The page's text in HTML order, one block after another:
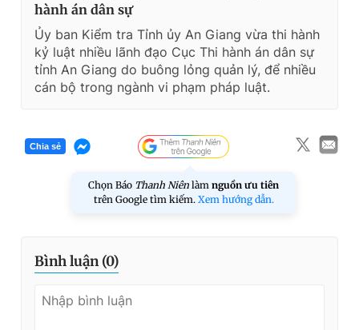
hành án dân sự
Ủy ban Kiểm tra Tỉnh ủy An Giang vừa thi hành
kỷ luật nhiều lãnh đạo Cục Thi hành án dân sự
tỉnh An Giang do buông lỏng quản lý, để nhiều
cán bộ trong ngành vi phạm pháp luật.
Chia sẻ
Chọn Báo Thanh Niên làm nguồn ưu tiên
trên Google tìm kiếm. Xem hướng dẫn.
Bình luận (0)